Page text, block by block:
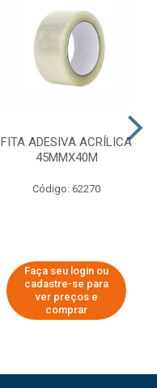
FITA ADESIVA ACRÍLICA
45MMX40M
Código: 62270
Faça seu login ou
cadastre-se para
ver preços e
comprar